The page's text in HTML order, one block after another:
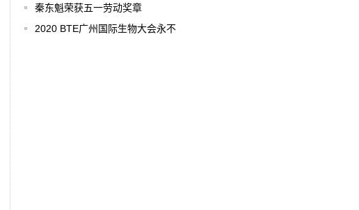
秦东魁荣获五一劳动奖章
2020 BTE广州国际生物大会永不